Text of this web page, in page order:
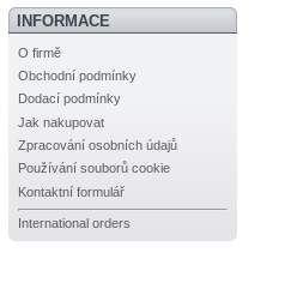
INFORMACE
O firmě
Obchodní podmínky
Dodací podmínky
Jak nakupovat
Zpracování osobních údajů
Používání souborů cookie
Kontaktní formulář
International orders